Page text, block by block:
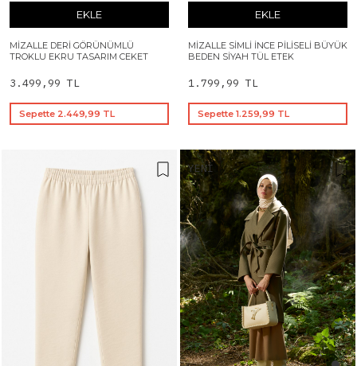
EKLE
MIZALLE DERI GÖRÜNÜMLÜ
TROKLU EKRU TASARIM CEKET
3.499,99 TL
Sepette 2.449,99 TL
EKLE
MIZALLE SIMLI İNCE PILISELI BÜYÜK
BEDEN SIYAH TÜL ETEK
1.799,99 TL
Sepette 1.259,99 TL
YENI